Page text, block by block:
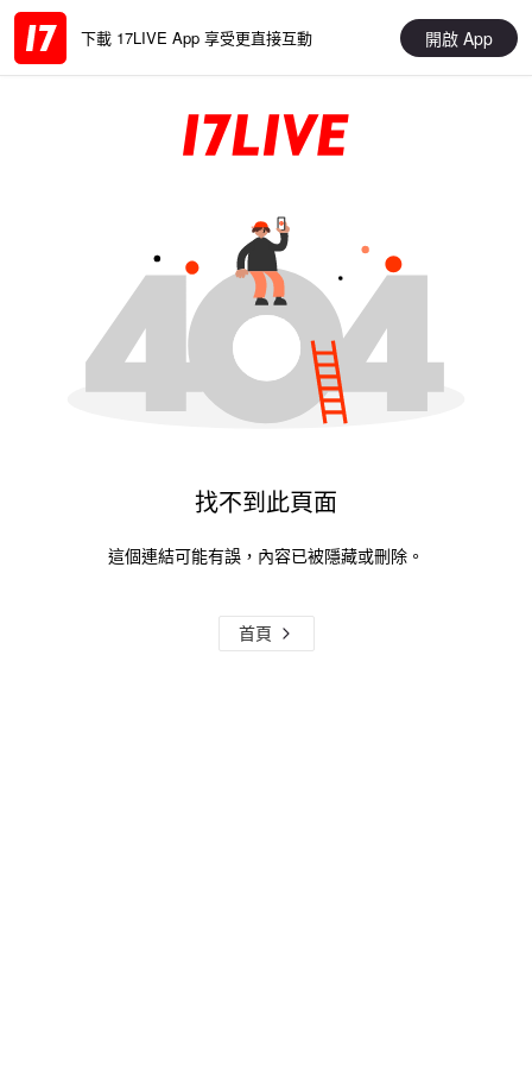
下載 17LIVE App 享受更直接互動 開啟 App
找不到此頁面
這個連結可能有誤，內容已被隱藏或刪除。
首頁